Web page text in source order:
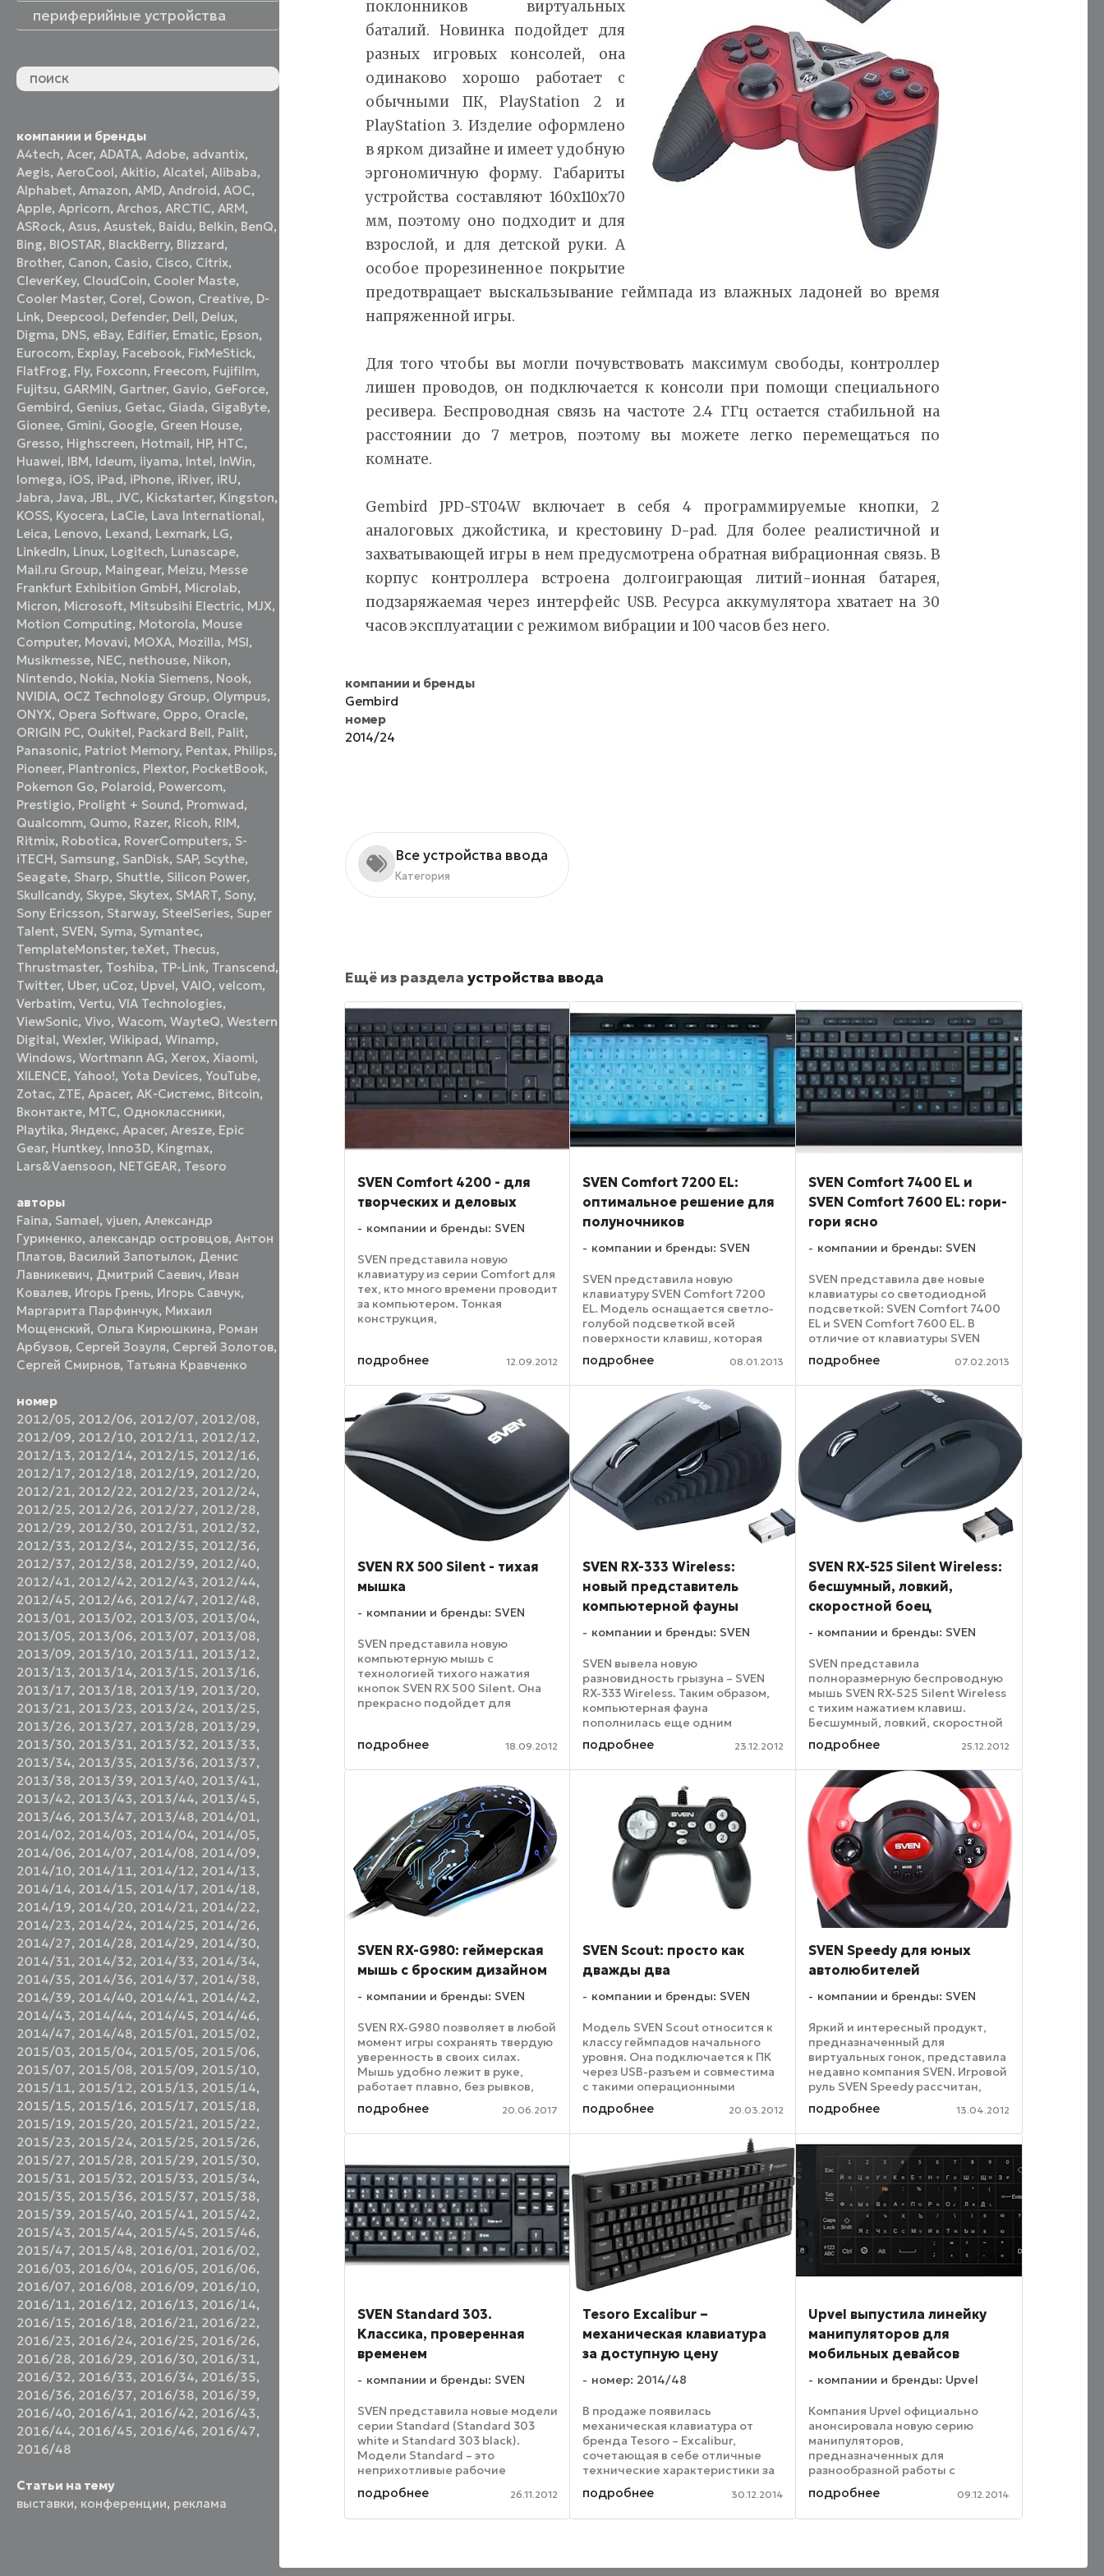
периферийные устройства
компании и бренды
A4tech,Acer,ADATA,Adobe, advantix,
Aegis,AeroCool,Akitio,Alcatel,Alibaba,
Alphabet,Amazon,AMD,Android,AOC,
Apple,Apricorn,Archos,ARCTIC,ARM,
ASRock,Asus,Asustek, Baidu, Belkin, BenQ,
Bing, BIOSTAR, BlackBerry, Blizzard,
Brother, Canon, Casio, Cisco, Citrix,
CleverKey, CloudCoin, Cooler Maste,
Cooler Master, Corel, Cowon, Creative, D-
Link, Deepcool, Defender, Dell, Delux,
Digma, DNS, eBay, Edifier, Ematic, Epson,
Eurocom, Explay, Facebook, FixMeStick,
FlatFrog, Fly, Foxconn, Freecom, Fujifilm,
Fujitsu, GARMIN, Gartner, Gavio, GeForce,
Gembird, Genius, Getac, Giada, GigaByte,
Gionee, Gmini, Google, Green House,
Gresso, Highscreen, Hotmail, HP, HTC,
Huawei, IBM, Ideum, iiyama, Intel, InWin,
Iomega, iOS, iPad, iPhone, iRiver, iRU,
Jabra,Java,JBL,JVC, Kickstarter, Kingston,
KOSS, Kyocera, LaCie, Lava International,
Leica, Lenovo, Lexand, Lexmark, LG,
LinkedIn, Linux, Logitech, Lunascape,
Mail.ru Group, Maingear, Meizu, Messe
Frankfurt Exhibition GmbH, Microlab,
Micron, Microsoft, Mitsubsihi Electric, MJX,
Motion Computing, Motorola, Mouse
Computer, Movavi, MOXA, Mozilla, MSI,
Musikmesse, NEC, nethouse, Nikon,
Nintendo, Nokia, Nokia Siemens, Nook,
NVIDIA, OCZ Technology Group, Olympus,
ONYX, Opera Software, Oppo, Oracle,
ORIGIN PC, Oukitel, Packard Bell, Palit,
Panasonic, Patriot Memory, Pentax, Philips,
Pioneer, Plantronics, Plextor, PocketBook,
Pokemon Go, Polaroid, Powercom,
Prestigio, Prolight + Sound, Promwad,
Qualcomm, Qumo, Razer, Ricoh, RIM,
Ritmix, Robotica, RoverComputers, S-
iTECH, Samsung, SanDisk, SAP, Scythe,
Seagate, Sharp, Shuttle, Silicon Power,
Skullcandy, Skype, Skytex, SMART, Sony,
Sony Ericsson, Starway, SteelSeries, Super
Talent, SVEN, Syma, Symantec,
TemplateMonster,teXet, Thecus,
Thrustmaster, Toshiba, TP-Link, Transcend,
Twitter, Uber, uCoz, Upvel,VAIO,velcom,
Verbatim,Vertu,VIA Technologies,
ViewSonic,Vivo,Wacom,WayteQ,Western
Digital,Wexler,Wikipad,Winamp,
Windows,Wortmann AG,Xerox,Xiaomi,
XILENCE,Yahoo!,Yota Devices,YouTube,
Zotac, ZTE,Аpacer,АК-Системс, Вitcoin,
Вконтакте, МТС, Одноклассники,
Playtika, Яндекс,Apacer,Aresze, Epic
Gear, Huntkey, Inno3D, Kingmax,
Lars&Vaensoon, NETGEAR, Tesoro
авторы
Faina, Samael,vjuen,Александр
Гуриненко, александр островцов,Антон
Платов, Василий Запотылок, Денис
Лавникевич, Дмитрий Саевич, Иван
Ковалев, Игорь Грень, Игорь Савчук,
Маргарита Парфинчук, Михаил
Мощенский, Ольга Кирюшкина, Роман
Арбузов, Сергей Зозуля, Сергей Золотов,
Сергей Смирнов, Татьяна Кравченко
номер
2012/05, 2012/06, 2012/07, 2012/08,
2012/09, 2012/10, 2012/11, 2012/12,
2012/13, 2012/14, 2012/15, 2012/16,
2012/17, 2012/18, 2012/19, 2012/20,
2012/21, 2012/22, 2012/23, 2012/24,
2012/25, 2012/26, 2012/27, 2012/28,
2012/29, 2012/30, 2012/31, 2012/32,
2012/33, 2012/34, 2012/35, 2012/36,
2012/37, 2012/38, 2012/39, 2012/40,
2012/41, 2012/42, 2012/43, 2012/44,
2012/45, 2012/46, 2012/47, 2012/48,
2013/01, 2013/02, 2013/03, 2013/04,
2013/05, 2013/06, 2013/07, 2013/08,
2013/09, 2013/10, 2013/11, 2013/12,
2013/13, 2013/14, 2013/15, 2013/16,
2013/17, 2013/18, 2013/19, 2013/20,
2013/21, 2013/23, 2013/24, 2013/25,
2013/26, 2013/27, 2013/28, 2013/29,
2013/30, 2013/31, 2013/32, 2013/33,
2013/34, 2013/35, 2013/36, 2013/37,
2013/38, 2013/39, 2013/40, 2013/41,
2013/42, 2013/43, 2013/44, 2013/45,
2013/46, 2013/47, 2013/48, 2014/01,
2014/02, 2014/03, 2014/04, 2014/05,
2014/06, 2014/07, 2014/08, 2014/09,
2014/10, 2014/11, 2014/12, 2014/13,
2014/14, 2014/15, 2014/17, 2014/18,
2014/19, 2014/20, 2014/21, 2014/22,
2014/23, 2014/24, 2014/25, 2014/26,
2014/27, 2014/28, 2014/29, 2014/30,
2014/31, 2014/32, 2014/33, 2014/34,
2014/35, 2014/36, 2014/37, 2014/38,
2014/39, 2014/40, 2014/41, 2014/42,
2014/43, 2014/44, 2014/45, 2014/46,
2014/47, 2014/48, 2015/01, 2015/02,
2015/03, 2015/04, 2015/05, 2015/06,
2015/07, 2015/08, 2015/09, 2015/10,
2015/11, 2015/12, 2015/13, 2015/14,
2015/15, 2015/16, 2015/17, 2015/18,
2015/19, 2015/20, 2015/21, 2015/22,
2015/23, 2015/24, 2015/25, 2015/26,
2015/27, 2015/28, 2015/29, 2015/30,
2015/31, 2015/32, 2015/33, 2015/34,
2015/35, 2015/36, 2015/37, 2015/38,
2015/39, 2015/40, 2015/41, 2015/42,
2015/43, 2015/44, 2015/45, 2015/46,
2015/47, 2015/48, 2016/01, 2016/02,
2016/03, 2016/04, 2016/05, 2016/06,
2016/07, 2016/08, 2016/09, 2016/10,
2016/11, 2016/12, 2016/13, 2016/14,
2016/15, 2016/18, 2016/21, 2016/22,
2016/23, 2016/24, 2016/25, 2016/26,
2016/28, 2016/29, 2016/30, 2016/31,
2016/32, 2016/33, 2016/34, 2016/35,
2016/36, 2016/37, 2016/38, 2016/39,
2016/40, 2016/41, 2016/42, 2016/43,
2016/44, 2016/45, 2016/46, 2016/47,
2016/48
Статьи на тему
выставки, конференции, реклама
поклонников виртуальных
баталий. Новинка подойдет для
разных игровых консолей, она
одинаково хорошо работает с
обычными ПК, PlayStation 2 и
PlayStation 3. Изделие оформлено
в ярком дизайне и имеет удобную
эргономичную форму. Габариты
устройства составляют 160x110x70
мм, поэтому оно подходит и для
взрослой, и для детской руки. А
особое прорезиненное покрытие
предотвращает выскальзывание геймпада из влажных ладоней во время
напряженной игры.
Для того чтобы вы могли почувствовать максимум свободы, контроллер
лишен проводов, он подключается к консоли при помощи специального
ресивера. Беспроводная связь на частоте 2.4 ГГц остается стабильной на
расстоянии до 7 метров, поэтому вы можете легко перемещаться по
комнате.
Gembird JPD-ST04W включает в себя 4 программируемые кнопки, 2
аналоговых джойстика, и крестовину D-pad. Для более реалистичной и
захватывающей игры в нем предусмотрена обратная вибрационная связь. В
корпус контроллера встроена долгоиграющая литий-ионная батарея,
подзаряжаемая через интерфейс USB. Ресурса аккумулятора хватает на 30
часов эксплуатации с режимом вибрации и 100 часов без него.
компании и бренды
Gembird
номер
2014/24
Все устройства ввода
Категория
Ещё из раздела устройства ввода
SVEN Comfort 4200 - для
творческих и деловых
компании и бренды: SVEN
SVEN представила новую
клавиатуру из серии Сomfort для
тех, кто много времени проводит
за компьютером. Тонкая
конструкция,
создавалась для того, чтобы
устройстве ...
подробнее 12.09.2012
SVEN Comfort 7200 EL:
оптимальное решение для
полуночников
компании и бренды: SVEN
SVEN представила новую
клавиатуру SVEN Сomfort 7200
EL. Модель оснащается светло-
голубой подсветкой всей
поверхности клавиш, которая
оптимальна для работы в ночное
время. Что ни говори, а
светящаяся клавиатура – это не
только стильно, но и полезно. ...
подробнее 08.01.2013
SVEN Comfort 7400 EL и
SVEN Comfort 7600 EL: гори-
гори ясно
компании и бренды: SVEN
SVEN представила две новые
клавиатуры со светодиодной
подсветкой: SVEN Сomfort 7400
EL и SVEN Comfort 7600 EL. В
отличие от клавиатуры SVEN
Сomfort 7200 EL в этих моделях
подсвечиваются лишь символы,
а не вся поверхность клавиш.
Приятные, слегка ...
подробнее 07.02.2013
SVEN RX 500 Silent - тихая
мышка
компании и бренды: SVEN
SVEN представила новую
компьютерную мышь с
технологией тихого нажатия
кнопок SVEN RX 500 Silent. Она
прекрасно подойдет для
оптическая технология SVEN RX
подробнее 18.09.2012
SVEN RX-333 Wireless:
новый представитель
компьютерной фауны
компании и бренды: SVEN
SVEN вывела новую
разновидность грызуна – SVEN
RX-333 Wireless. Таким образом,
компьютерная фауна
пополнилась еще одним
интересным представителем.
Начавшись более чем полгода
назад, эксперимент завершился
результаты, ...
подробнее 23.12.2012
SVEN RX-525 Silent Wireless:
бесшумный, ловкий,
скоростной боец
компании и бренды: SVEN
SVEN представила
полноразмерную беспроводную
мышь SVEN RX-525 Silent Wireless
с тихим нажатием клавиш.
Бесшумный, ловкий, скоростной
– настоящий суперсолдат среди
манипуляторов. Одеяние у
модели черное, как у ниндзя, по
бокам присутствуют ...
подробнее 25.12.2012
SVEN RX-G980: геймерская
мышь с броским дизайном
компании и бренды: SVEN
SVEN RX-G980 позволяет в любой
момент игры сохранять твердую
уверенность в своих силах.
Мышь удобно лежит в руке,
работает плавно, без рывков,
благодаря утяжеленной
конструкции. Качественный
современный сенсор
подробнее 20.06.2017
SVEN Scout: просто как
дважды два
компании и бренды: SVEN
Модель SVEN Scout относится к
классу геймпадов начального
уровня. Она подключается к ПК
через USB-разъем и совместима
с такими операционными
системами как Windows
95/98/2000/XP/Vista/7.
Манипулятор имеет
классическую форму с двумя
рукоятками. ...
подробнее 20.03.2012
SVEN Speedy для юных
автолюбителей
компании и бренды: SVEN
Яркий и интересный продукт,
предназначенный для
виртуальных гонок, представила
недавно компания SVEN. Игровой
руль SVEN Speedy рассчитан,
прежде всего, на молодежную
аудиторию, хотя ничто не
мешает ощутить с ним все
«чудеса на виражах» и взрослому
подробнее 13.04.2012
SVEN Standard 303.
Классика, проверенная
временем
компании и бренды: SVEN
SVEN представила новые модели
серии Standard (Standard 303
white и Standard 303 black).
Модели Standard – это
неприхотливые рабочие
лошадки, надежные и легкие в
использовании. Классическая
подробнее 26.11.2012
Tesoro Excalibur –
механическая клавиатура
за доступную цену
номер: 2014/48
В продаже появилась
механическая клавиатура от
бренда Tesoro – Excalibur,
сочетающая в себе отличные
технические характеристики за
доступные деньги. Новинка
будет интересна как
подробнее 30.12.2014
Upvel выпустила линейку
манипуляторов для
мобильных девайсов
компании и бренды: Upvel
Компания Upvel официально
анонсировала новую серию
манипуляторов,
предназначенных для
разнообразной работы с
мобильными устройствами и с
«умными» телевизорами. Все эти
подробнее 09.12.2014